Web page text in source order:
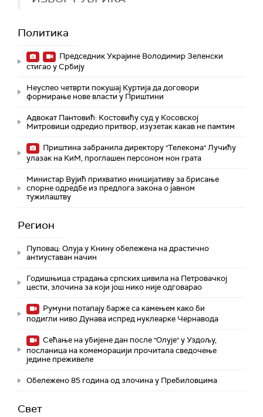
Политика
Председник Украјине Володимир Зеленски
стигао у Србију
Неуспео четврти покушај Куртија да договори
формирање нове власти у Приштини
Адвокат Пантовић: Костовићу суд у Косовској
Митровици одредио притвор, изузетак какав не памтим
Приштина забранила директору "Телекома" Лучићу
улазак на КиМ, проглашен персоном нон грата
Министар Вујић прихватио иницијативу за брисање
спорне одредбе из предлога закона o јавном
тужилаштву
Регион
Пуповац: Олуја у Книну обележена на драстично
антиуставан начин
Годишњица страдања српских цивила на Петровачкој
цести, злочина за који још нико није одговарао
Румуни потапају барже са камењем како би
подигли ниво Дунава испред нуклеарке Чернавода
Сећање на убијене дан после "Олује" у Уздољу,
посланица на комеморацији прочитала сведочење
једине преживеле
Обележено 85 година од злочина у Пребиловцима
Свет